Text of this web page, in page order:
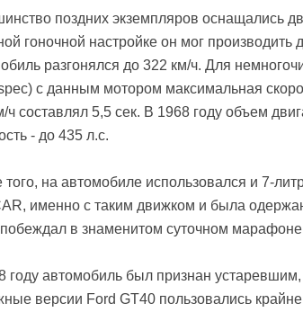
поздних экземпляров оснащались
гоночной настройке он мог
разгонялся до 322 км/ч. Для
с данным мотором максимальная
ч составлял 5,5 сек. В 1968 году объем
- до 435 л.с.
того, на автомобиле использовался и 7-
именно с таким движком и была
в знаменитом суточном
году автомобиль был признан
версии Ford GT40 пользовались